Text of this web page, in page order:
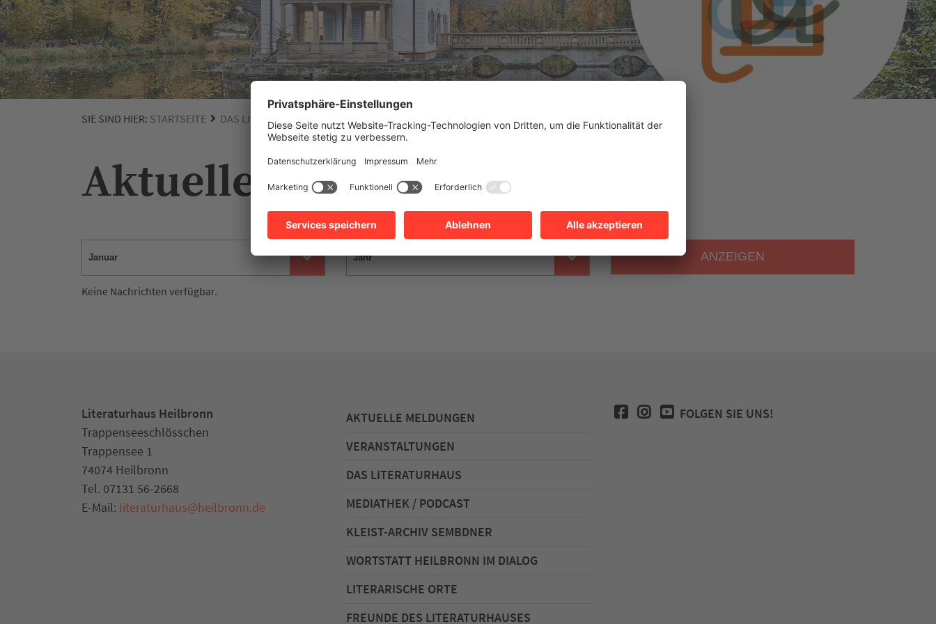
SIE SIND HIER: STARTSEITE DAS LITERATURHAUS AKTUELLES
Aktuelles
ANZEIGEN
Keine Nachrichten verfügbar.
Literaturhaus Heilbronn
Trappenseeschlösschen
Trappensee 1
74074 Heilbronn
Tel. 07131 56-2668
E-Mail: literaturhaus@heilbronn.de
AKTUELLE MELDUNGEN
VERANSTALTUNGEN
DAS LITERATURHAUS
MEDIATHEK / PODCAST
KLEIST-ARCHIV SEMBDNER
WORTSTATT HEILBRONN IM DIALOG
LITERARISCHE ORTE
FREUNDE DES LITERATURHAUSES
FOLGEN SIE UNS!